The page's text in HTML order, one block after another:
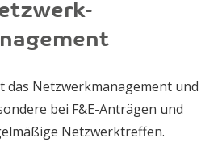
das Netzwerkmanagement und
bei F&E-Anträgen und
Netzwerktreffen.